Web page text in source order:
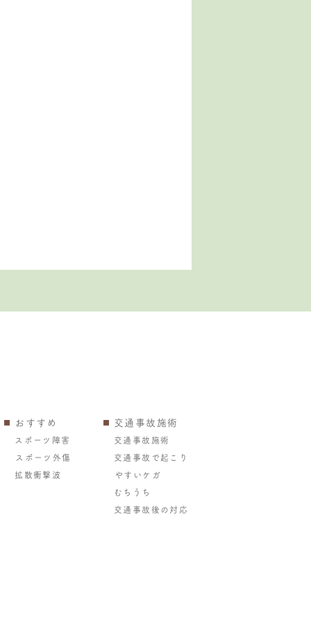
おすすめ
スポーツ障害
スポーツ外傷
拡散衝撃波
交通事故施術
交通事故施術
交通事故で起こり
やすいケガ
むちうち
交通事故後の対応